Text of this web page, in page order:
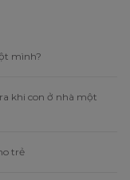
mình?
khi con ở nhà một
trẻ